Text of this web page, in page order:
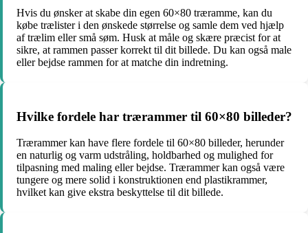
Hvis du ønsker at skabe din egen 60×80 træramme, kan du
købe trælister i den ønskede størrelse og samle dem ved hjælp
af trælim eller små søm. Husk at måle og skære præcist for at
sikre, at rammen passer korrekt til dit billede. Du kan også male
eller bejdse rammen for at matche din indretning.
Hvilke fordele har trærammer til 60×80 billeder?
Trærammer kan have flere fordele til 60×80 billeder, herunder
en naturlig og varm udstråling, holdbarhed og mulighed for
tilpasning med maling eller bejdse. Trærammer kan også være
tungere og mere solid i konstruktionen end plastikrammer,
hvilket kan give ekstra beskyttelse til dit billede.